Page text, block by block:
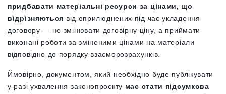
придбавати матеріальні ресурси за цінами, що
відрізняються від оприлюднених під час укладення
договору — не змінювати договірну ціну, а приймати
виконані роботи за зміненими цінами на матеріали
відповідно до порядку взаєморозрахунків.
Ймовірно, документом, який необхідно буде публікувати
у разі ухвалення законопроєкту має стати підсумкова